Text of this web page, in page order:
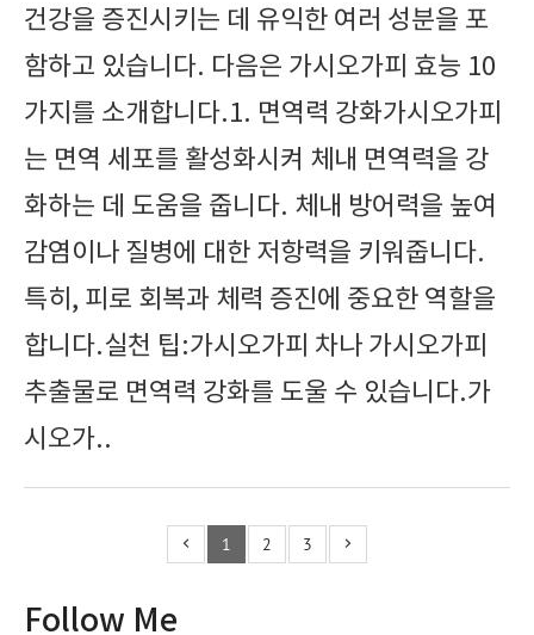
건강을 증진시키는 데 유익한 여러 성분을 포
함하고 있습니다. 다음은 가시오가피 효능 10
가지를 소개합니다.1. 면역력 강화가시오가피
는 면역 세포를 활성화시켜 체내 면역력을 강
화하는 데 도움을 줍니다. 체내 방어력을 높여
감염이나 질병에 대한 저항력을 키워줍니다.
특히, 피로 회복과 체력 증진에 중요한 역할을
합니다.실천 팁:가시오가피 차나 가시오가피
추출물로 면역력 강화를 도울 수 있습니다.가
시오가..
1 2 3
Follow Me